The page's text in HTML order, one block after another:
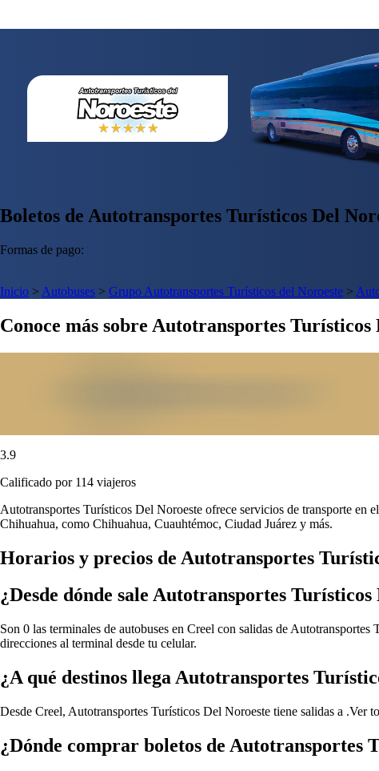
Boletos de Autotransportes Turísticos Del
Formas de pago:
Inicio > Autobuses > Grupo Autotransportes Turísticos del Noroeste >
Conoce más sobre Autotransportes Turísticos
3.9
Calificado por 114 viajeros
Autotransportes Turísticos Del Noroeste ofrece servicios de transporte en
Chihuahua, como Chihuahua, Cuauhtémoc, Ciudad Juárez y más.
Horarios y precios de Autotransportes
¿Desde dónde sale Autotransportes
Son 0 las terminales de autobuses en Creel con salidas de
direcciones al terminal desde tu celular.
¿A qué destinos llega Autotransportes
Desde Creel, Autotransportes Turísticos Del Noroeste tiene salidas a .Ver
¿Dónde comprar boletos de Autotransportes